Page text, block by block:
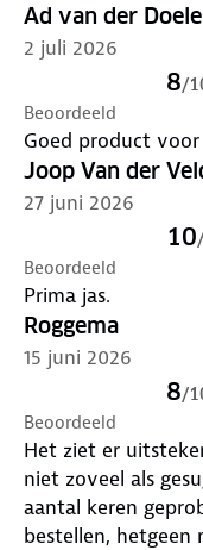
Ad van der
2 juli 2026
8/
Beoordeeld
Goed product
Joop Van der
27 juni 2026
10/
Beoordeeld
Prima jas.
Roggema
15 juni 2026
8/
Beoordeeld
Het ziet er
niet zoveel als
aantal keren
bestellen,